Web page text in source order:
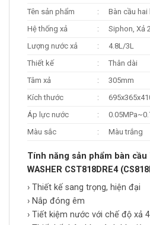
Tên sản phẩm
:
Bàn cầu
Hệ thống xả
:
Siphon, Xả
Lượng nước xả
:
4.8L/3L
Thiết kế
:
Thân dài
Tâm xả
:
305mm
Kích thước
:
Áp lực nước
:
Màu sắc
: Màu trắng
Tính năng sản phẩm bàn cầu
WASHER CST818DRE4
› Thiết kế sang trọng, hiện đại
› Nắp đóng êm
› Tiết kiệm nước với chế độ xả